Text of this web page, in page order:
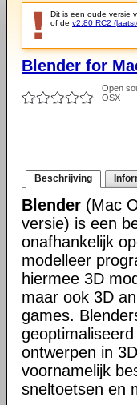
Dit is een oude versie
of de v2.80 RC2
Blender for
Open
OSX
Beschrijving
Blender (Mac
versie) is een
onafhankelijk
modelleer
hiermee 3D
maar ook 3D
games.
ontwerpen in
voornamelijk
sneltoetsen en